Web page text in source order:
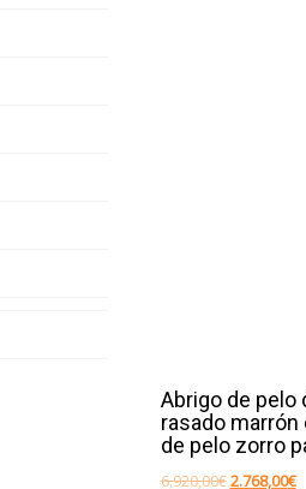
Abrigo de pelo
rasado
de pelo zorro
6.920,00€El
2.768,00€El